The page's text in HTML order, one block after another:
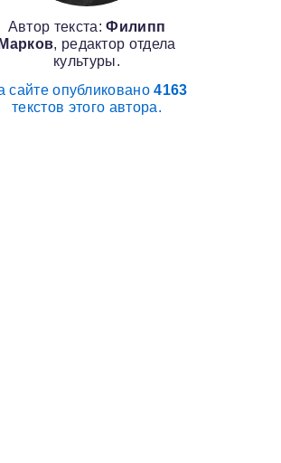
Автор текста:Филипп
Марков, редактор отдела
культуры.
сайте опубликовано4163
текстов этого автора.